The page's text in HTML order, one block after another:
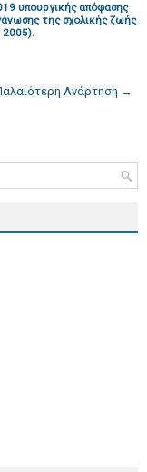
υπουργικής απόφασης
της σχολικής ζωής
2005).
Ανάρτηση →